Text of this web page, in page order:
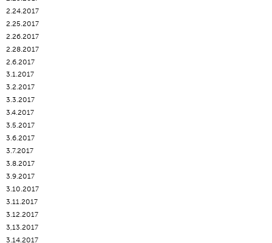
2.24.2017
2.25.2017
2.26.2017
2.28.2017
2.6.2017
3.1.2017
3.2.2017
3.3.2017
3.4.2017
3.5.2017
3.6.2017
3.7.2017
3.8.2017
3.9.2017
3.10.2017
3.11.2017
3.12.2017
3,13.2017
3.14.2017